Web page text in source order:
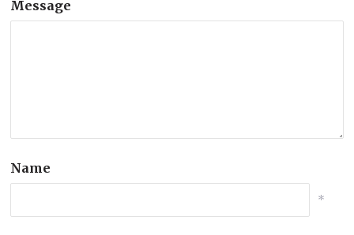
Message
Name
*